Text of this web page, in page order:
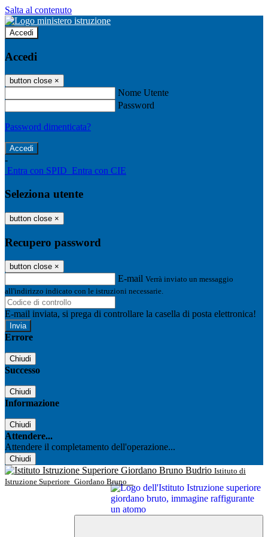
Salta al contenuto
Accedi
Accedi
button close ×
Nome Utente
Password
Password dimenticata?
-
Entra con SPID Entra con CIE
Seleziona utente
button close ×
Recupero password
button close ×
E-mail Verrà inviato un messaggio
all'indirizzo indicato con le istruzioni necessarie.
E-mail inviata, si prega di controllare la casella di posta elettronica!
Errore
Chiudi
Successo
Chiudi
Informazione
Chiudi
Attendere...
Attendere il completamento dell'operazione...
Chiudi
Istituto di
Istruzione Superiore Giordano Bruno